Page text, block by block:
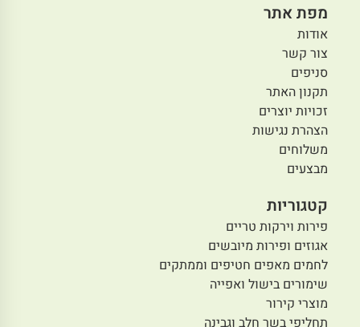
מפת אתר
אודות
צור קשר
סניפים
תקנון האתר
זכויות יוצרים
הצהרת נגישות
משלוחים
מבצעים
קטגוריות
פירות וירקות טריים
אגוזים ופירות מיובשים
לחמים מאפים חטיפים וממתקים
שימורים בישול ואפייה
מוצרי קירור
תחליפי בשר חלב וגבינה